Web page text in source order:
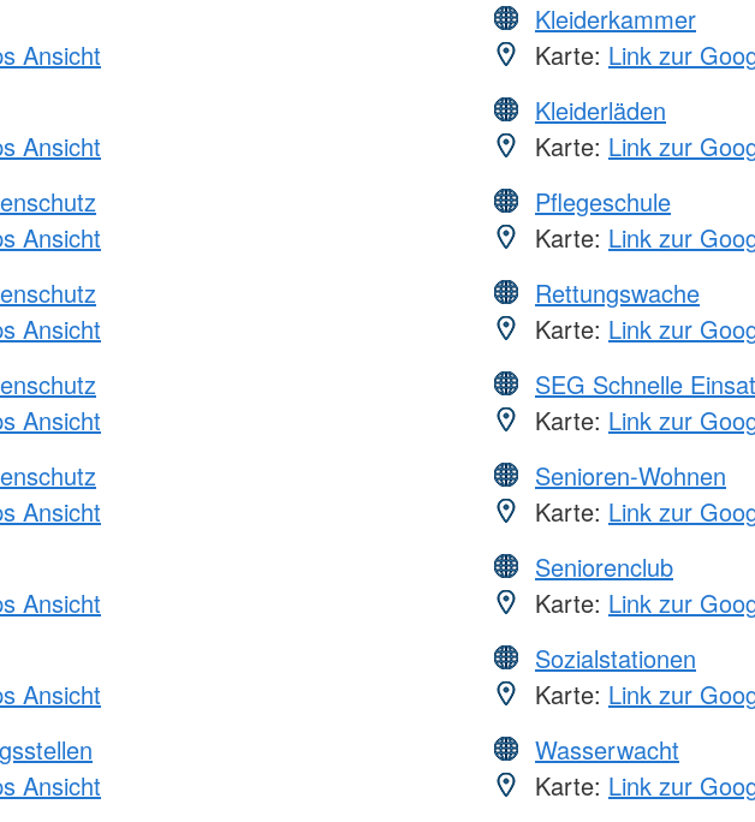
Ansicht
Ansicht
Ansicht
Ansicht
Ansicht
Ansicht
Ansicht
Ansicht
Ansicht
Kleiderkammer
Karte: Link zur
Kleiderläden
Karte: Link zur
Pflegeschule
Karte: Link zur
Rettungswache
Karte: Link zur
SEG Schnelle
Karte: Link zur
Senioren-Wohnen
Karte: Link zur
Seniorenclub
Karte: Link zur
Sozialstationen
Karte: Link zur
Wasserwacht
Karte: Link zur